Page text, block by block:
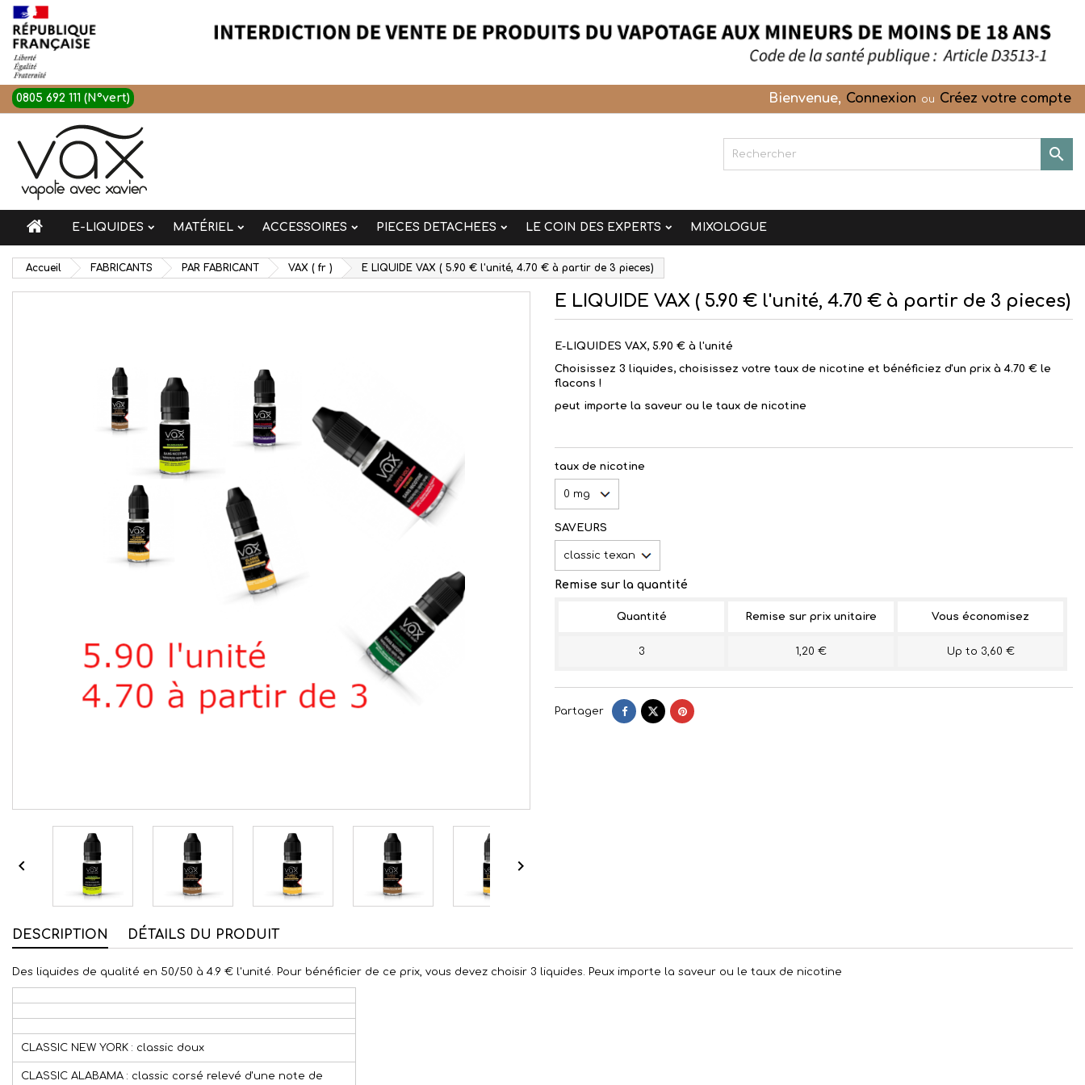
0805 692 111 (N°vert) Bienvenue, Connexion ou Créez votre compte

E-LIQUIDES MATÉRIEL ACCESSOIRES PIECES DETACHEES LE COIN DES EXPERTS MIXOLOGUE
Accueil FABRICANTS PAR FABRICANT VAX ( fr ) E LIQUIDE VAX ( 5.90 € l'unité, 4.70 € à partir de 3 pieces)
 
E LIQUIDE VAX ( 5.90 € l'unité, 4.70 € à partir de 3 pieces)
E-LIQUIDES VAX, 5.90 € à l'unité
Choisissez 3 liquides, choisissez votre taux de nicotine et bénéficiez d'un prix à 4.70 € le
flacons !
peut importe la saveur ou le taux de nicotine
taux de nicotine
SAVEURS
Remise sur la quantité
Quantité Remise sur prix unitaire Vous économisez
3 1,20 € Up to 3,60 €
Partager
DESCRIPTION DÉTAILS DU PRODUIT
Des liquides de qualité en 50/50 à 4.9 € l'unité. Pour bénéficier de ce prix, vous devez choisir 3 liquides. Peux importe la saveur ou le taux de nicotine
CLASSIC NEW YORK : classic doux
CLASSIC ALABAMA : classic corsé relevé d'une note de